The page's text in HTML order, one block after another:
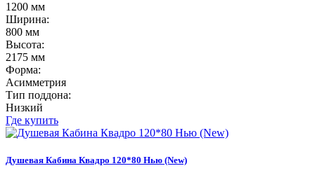
1200 мм
Ширина:
800 мм
Высота:
2175 мм
Форма:
Асимметрия
Тип поддона:
Низкий
Где купить
Душевая Кабина Квадро 120*80 Нью (New)